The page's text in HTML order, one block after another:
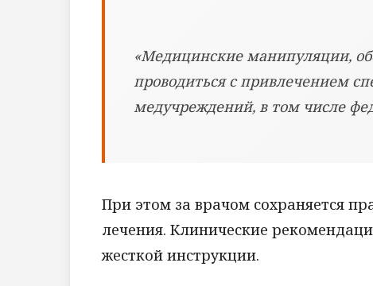
«Медицинские манипуляции,
проводиться с привлечением
медучреждений, в том числе
При этом за врачом сохраняется
лечения. Клинические
жесткой инструкции.